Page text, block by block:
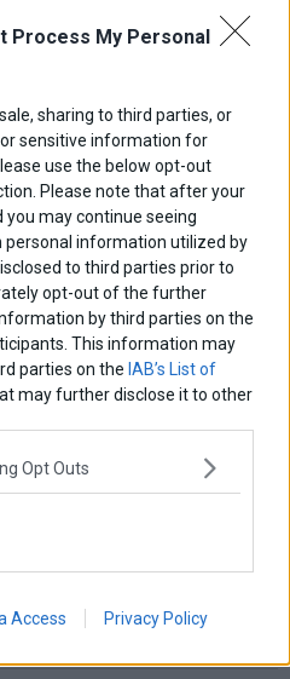
Process My Personal
sharing to third parties, or
sensitive information for
use the below opt-out
Please note that after your
may continue seeing
personal information utilized by
to third parties prior to
opt-out of the further
by third parties on the
This information may
parties on the IAB’s List of
may further disclose it to other
Opt Outs
Access Privacy Policy
επέστρεψαν
από την ψυχή…
δεν αντέχει βολικές ερμηνείες